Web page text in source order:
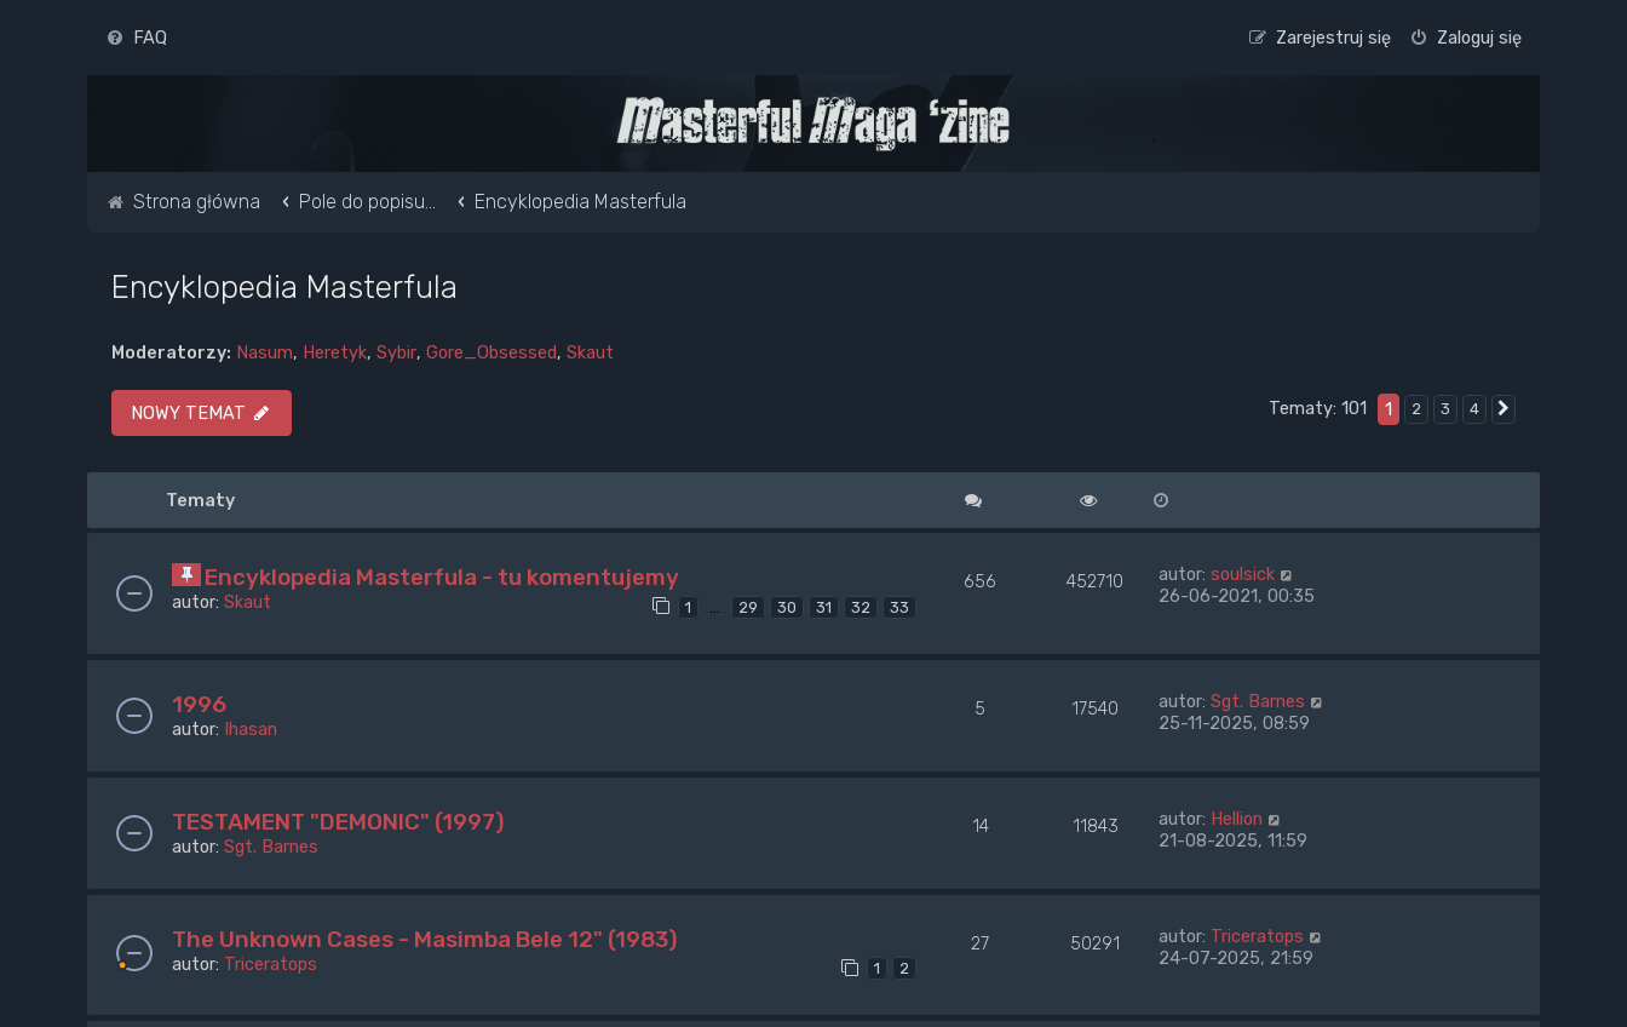
FAQ Zaloguj się
Zarejestruj się
Strona główna Pole do popisu... Encyklopedia Masterfula
Encyklopedia Masterfula
Moderatorzy: Nasum, Heretyk, Sybir, Gore_Obsessed, Skaut
NOWY TEMAT Tematy: 101 1 2 3 4
Tematy
Encyklopedia Masterfula - tu komentujemy
autor: Skaut 1 … 29 30 31 32 33
656 452710 autor: soulsick
26-06-2021, 00:35
1996
autor: Ihasan
5 17540 autor: Sgt. Barnes
25-11-2025, 08:59
TESTAMENT "DEMONIC" (1997)
autor: Sgt. Barnes
14 11843 autor: Hellion
21-08-2025, 11:59
The Unknown Cases - Masimba Bele 12" (1983)
autor: Triceratops 1 2
27 50291 autor: Triceratops
24-07-2025, 21:59